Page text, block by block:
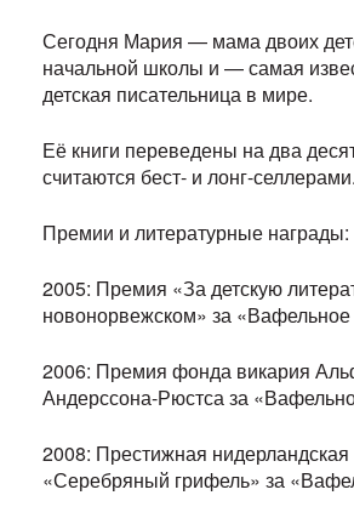
Сегодня Мария — мама двоих
начальной школы и — самая
детская писательница в мире.
Её книги переведены на два
считаются бест- и лонг-селлерами.
Премии и литературные награды:
2005: Премия «За детскую
новонорвежском» за «Вафельное
2006: Премия фонда викария
Андерссона-Рюстса за
2008: Престижная
«Серебряный грифель» за